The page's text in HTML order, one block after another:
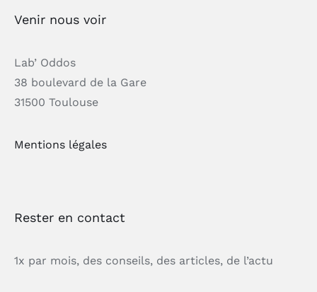
Venir nous voir
Lab’ Oddos
38 boulevard de la Gare
31500 Toulouse
Mentions légales
Rester en contact
1x par mois, des conseils, des articles, de l’actu